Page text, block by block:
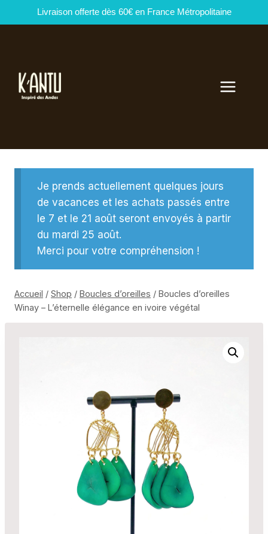
Livraison offerte dès 60€ en France Métropolitaine
Je prends actuellement quelques jours
de vacances et les achats passés entre
le 7 et le 21 août seront envoyés à partir
du mardi 25 août.
Merci pour votre compréhension !
Accueil / Shop / Boucles d’oreilles / Boucles d’oreilles
Winay – L’éternelle élégance en ivoire végétal